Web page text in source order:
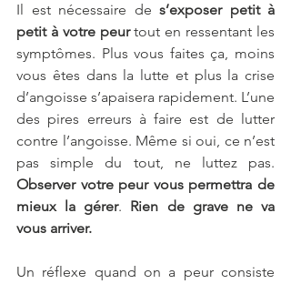
Il est nécessaire de s’exposer petit à
petit à votre peur tout en ressentant les
symptômes. Plus vous faites ça, moins
vous êtes dans la lutte et plus la crise
d’angoisse s’apaisera rapidement. L’une
des pires erreurs à faire est de lutter
contre l’angoisse. Même si oui, ce n’est
Observer votre peur vous permettra de
mieux la gérer. Rien de grave ne va
vous arriver.
Un réflexe quand on a peur consiste